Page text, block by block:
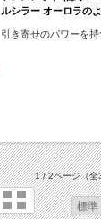
ルシラー オーロラの
引き寄せのパワーを
1 / 2ページ（全